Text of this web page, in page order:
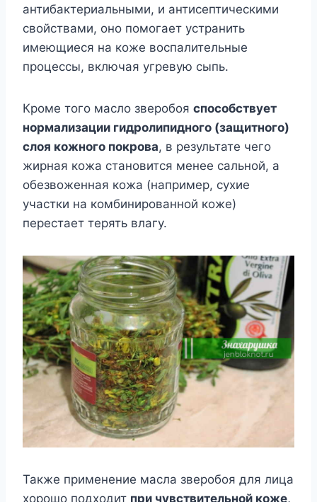
антибактериальными, и антисептическими
свойствами, оно помогает устранить
имеющиеся на коже воспалительные
процессы, включая угревую сыпь.
Кроме того масло зверобоя способствует
нормализации гидролипидного (защитного)
слоя кожного покрова, в результате чего
жирная кожа становится менее сальной, а
обезвоженная кожа (например, сухие
участки на комбинированной коже)
перестает терять влагу.
Также применение масла зверобоя для лица
хорошо подходит при чувствительной коже,